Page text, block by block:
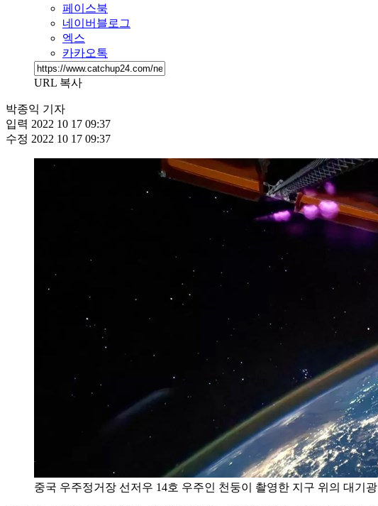
페이스북
네이버블로그
엑스
카카오톡
URL 복사
박종익 기자
입력 2022 10 17 09:37
수정 2022 10 17 09:37
중국 우주정거장 선저우 14호 우주인 천둥이 촬영한 지구 위의 대기광